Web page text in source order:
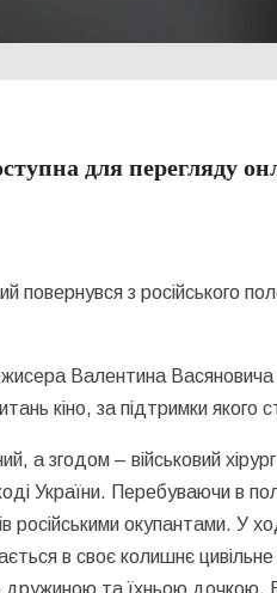
для перегляду
повернувся з російського
Валентина
кіно, за підтримки якого
а згодом – військовий
України. Перебуваючи в
російськими окупантами. У
в своє колишнє
дружиною та їхньою дочкою.